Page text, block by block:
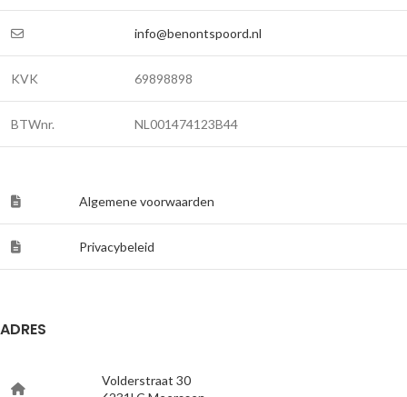
info@benontspoord.nl
KVK 69898898
BTWnr. NL001474123B44
Algemene voorwaarden
Privacybeleid
ADRES
Volderstraat 30